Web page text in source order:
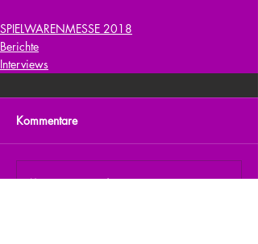
SPIELWARENMESSE 2018
Berichte
Interviews
Kommentare
Kommentar verfassen...